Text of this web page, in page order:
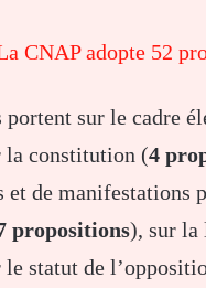
CNAP adopte 52
sur le cadre
la constitution (4
et de manifestations
propositions), sur la
le statut de